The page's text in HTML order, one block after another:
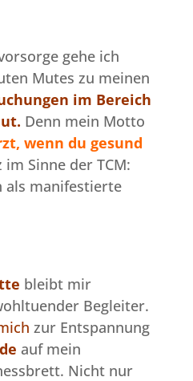
gehe ich
Mutes zu meinen
im Bereich
Denn mein Motto
wenn du gesund
im Sinne der TCM:
als manifestierte
bleibt mir
Begleiter.
zur Entspannung
auf mein
Nicht nur